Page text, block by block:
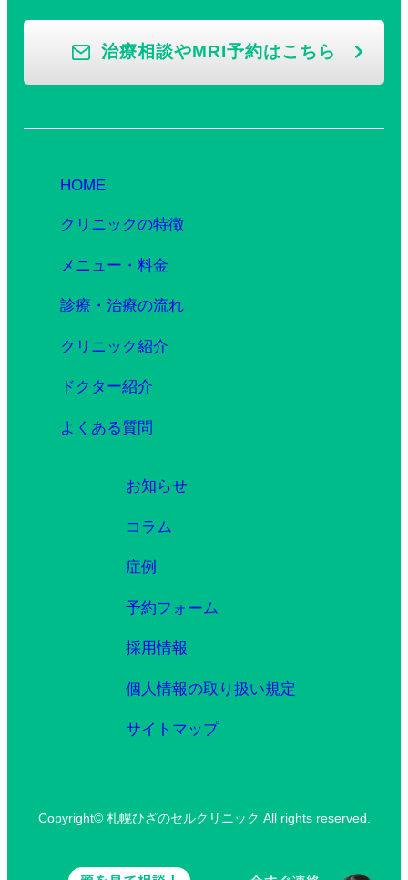
治療相談やMRI予約はこちら
HOME
クリニックの特徴
メニュー・料金
診療・治療の流れ
クリニック紹介
ドクター紹介
よくある質問
お知らせ
コラム
症例
予約フォーム
採用情報
個人情報の取り扱い規定
サイトマップ
Copyright© 札幌ひざのセルクリニック All rights reserved.